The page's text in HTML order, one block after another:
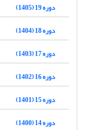
دوره 19 (1405)
دوره 18 (1404)
دوره 17 (1403)
دوره 16 (1402)
دوره 15 (1401)
دوره 14 (1400)